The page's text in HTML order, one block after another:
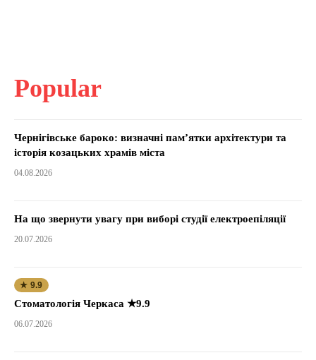
Popular
Чернігівське бароко: визначні пам’ятки архітектури та
історія козацьких храмів міста
04.08.2026
На що звернути увагу при виборі студії електроепіляції
20.07.2026
★ 9.9
Стоматологія Черкаса ★9.9
06.07.2026